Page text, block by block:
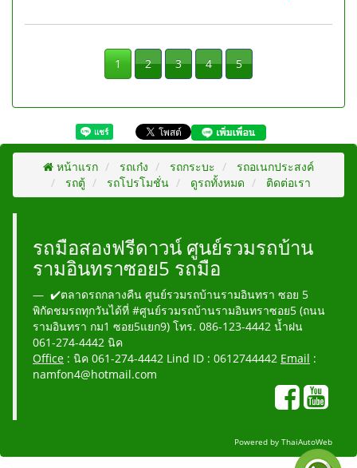
1 2 3 4 5
หน้าแรก รถเก๋ง รถกระบะ
รถอเนกประสงค์
รถตู้
รถโปรโมชั่น ดูรถทั้งหมด ติดต่อเรา
รถมือสองฟรีดาวน์ ศูนย์รวมรถบ้าน
รามอินทราซอย5 รถมือ
✔️ตลาดรถกลางคืน ศูนย์รวมรถบ้านรามอินทรา ซอย 5
พิกัดชมรถทุกวันได้ที่ #ศูนย์รวมรถบ้านรามอินทราซอย5 (ถนน
รามอินทรา กม1 ซอย5แยก9) โทร. 086-123-4442 น้ำฝน
061-274-4442 นิค
Office : นิค 061-274-4442 Lind ID : 0612744442 Email :
namfon4@hotmail.com
Powered by ThaiAutoWeb